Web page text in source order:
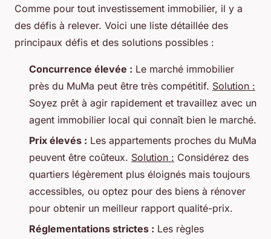
Comme pour tout investissement immobilier, il y a
des défis à relever. Voici une liste détaillée des
principaux défis et des solutions possibles :
Concurrence élevée : Le marché immobilier
près du MuMa peut être très compétitif. Solution :
Soyez prêt à agir rapidement et travaillez avec un
agent immobilier local qui connaît bien le marché.
Prix élevés : Les appartements proches du MuMa
peuvent être coûteux. Solution : Considérez des
quartiers légèrement plus éloignés mais toujours
accessibles, ou optez pour des biens à rénover
pour obtenir un meilleur rapport qualité-prix.
Réglementations strictes : Les règles